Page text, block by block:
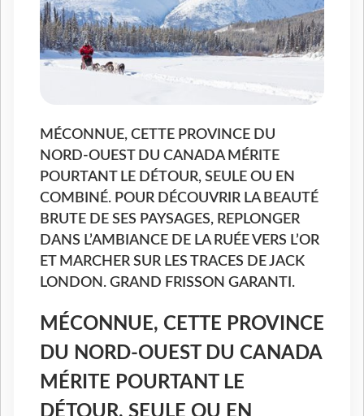
MÉCONNUE, CETTE PROVINCE DU
NORD-OUEST DU CANADA MÉRITE
POURTANT LE DÉTOUR, SEULE OU EN
COMBINÉ. POUR DÉCOUVRIR LA BEAUTÉ
BRUTE DE SES PAYSAGES, REPLONGER
DANS L’AMBIANCE DE LA RUÉE VERS L’OR
ET MARCHER SUR LES TRACES DE JACK
LONDON. GRAND FRISSON GARANTI.
MÉCONNUE, CETTE PROVINCE
DU NORD-OUEST DU CANADA
MÉRITE POURTANT LE